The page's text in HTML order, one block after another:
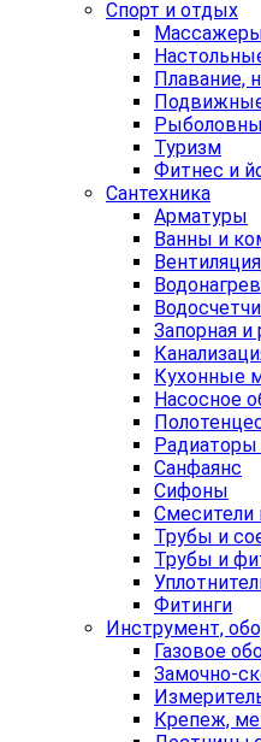
Спорт и отдых
Плавание,
Туризм
Фитнес и
Сантехника
Арматуры
Ванны и
Вентиляция
Запорная
Кухонные
Насосное
Санфаянс
Сифоны
Смесители
Трубы и
Трубы и
Фитинги
Инструмент,
Газовое
Замочно-
Крепеж,